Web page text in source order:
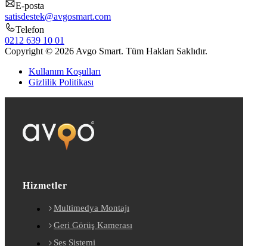
E-posta
satisdestek@avgosmart.com
Telefon
0212 639 10 01
Copyright © 2026 Avgo Smart. Tüm Hakları Saklıdır.
Kullanım Koşulları
Gizlilik Politikası
Hizmetler
Multimedya Montajı
Geri Görüş Kamerası
Ses Sistemi